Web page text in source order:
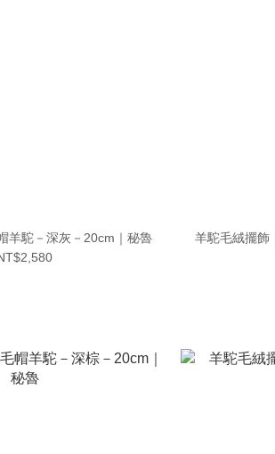
羊駝－深灰－20cm｜秘魯
羊駝毛絨擺飾